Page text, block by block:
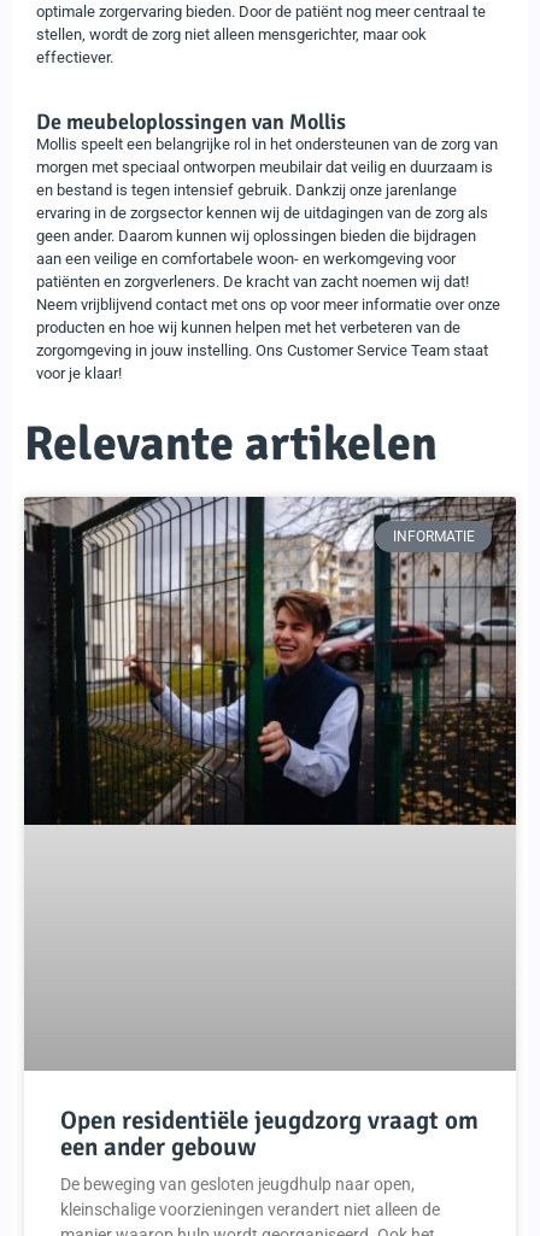
optimale zorgervaring bieden. Door de patiënt nog meer centraal te
stellen, wordt de zorg niet alleen mensgerichter, maar ook
effectiever.
De meubeloplossingen van Mollis
Mollis speelt een belangrijke rol in het ondersteunen van de zorg van
morgen met speciaal ontworpen meubilair dat veilig en duurzaam is
en bestand is tegen intensief gebruik. Dankzij onze jarenlange
ervaring in de zorgsector kennen wij de uitdagingen van de zorg als
geen ander. Daarom kunnen wij oplossingen bieden die bijdragen
aan een veilige en comfortabele woon- en werkomgeving voor
patiënten en zorgverleners. De kracht van zacht noemen wij dat!
Neem vrijblijvend contact met ons op voor meer informatie over onze
producten en hoe wij kunnen helpen met het verbeteren van de
zorgomgeving in jouw instelling. Ons Customer Service Team staat
voor je klaar!
Relevante artikelen
INFORMATIE
Open residentiële jeugdzorg vraagt om
een ander gebouw
De beweging van gesloten jeugdhulp naar open,
kleinschalige voorzieningen verandert niet alleen de